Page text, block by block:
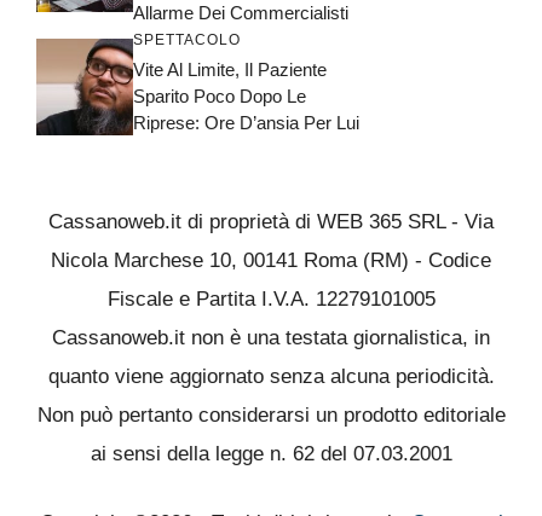
Allarme Dei Commercialisti
SPETTACOLO
Vite Al Limite, Il Paziente
Sparito Poco Dopo Le
Riprese: Ore D’ansia Per Lui
Cassanoweb.it di proprietà di WEB 365 SRL - Via
Nicola Marchese 10, 00141 Roma (RM) - Codice
Fiscale e Partita I.V.A. 12279101005
Cassanoweb.it non è una testata giornalistica, in
quanto viene aggiornato senza alcuna periodicità.
Non può pertanto considerarsi un prodotto editoriale
ai sensi della legge n. 62 del 07.03.2001